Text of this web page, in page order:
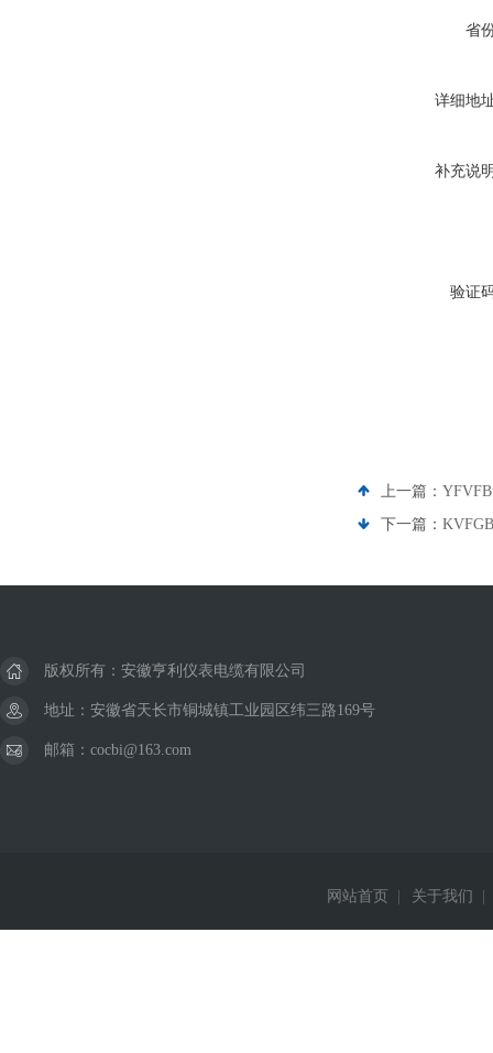
省
详细地
补充说
验证
上一篇：
下一篇：
版权所有：安徽亨利仪表电缆有限公司
地址：安徽省天长市铜城镇工业园区纬三路169号
邮箱：cocbi@163.com
网站首页 关于我们